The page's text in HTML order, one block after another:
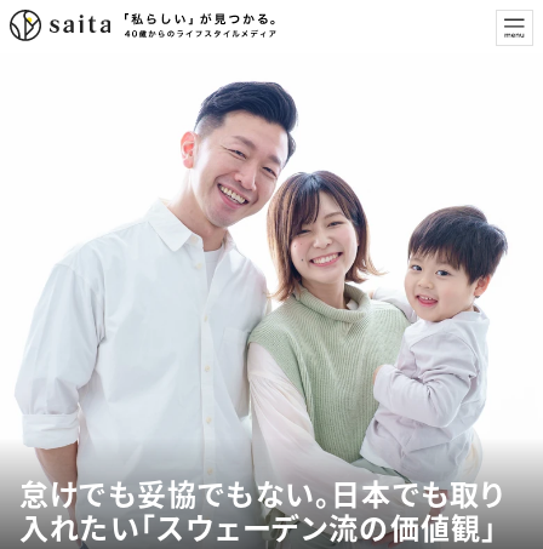
怠けでも妥協でもない。日本でも取り
入れたい「スウェーデン流の価値観」